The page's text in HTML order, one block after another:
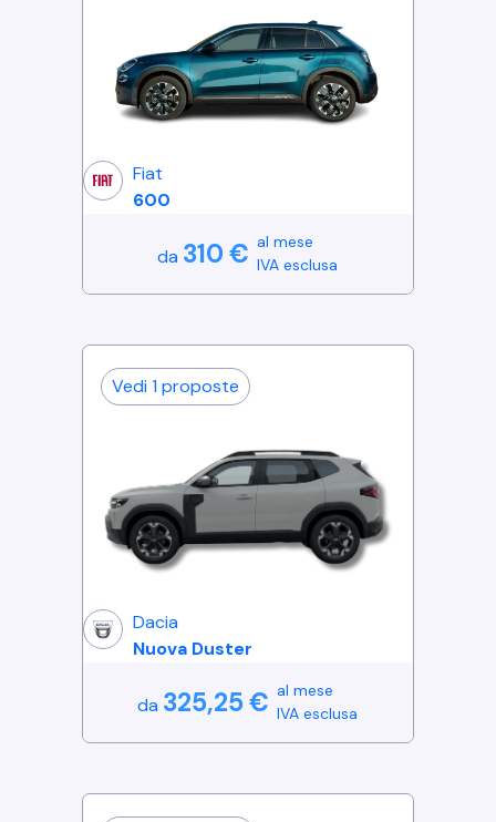
Fiat
600
da 310€ al mese
IVA esclusa
Vedi 1 proposte
Dacia
Nuova Duster
da 325,25€ al mese
IVA esclusa